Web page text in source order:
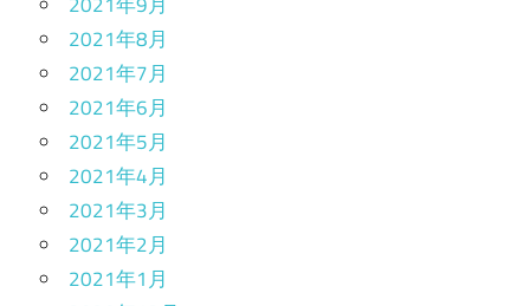
2021年8月
2021年7月
2021年6月
2021年5月
2021年4月
2021年3月
2021年2月
2021年1月